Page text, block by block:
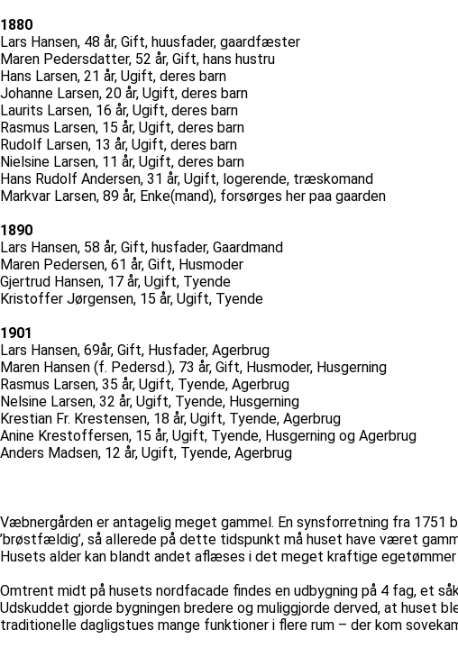
1880
Lars Hansen, 48 år, Gift, huusfader, gaardfæster
Maren Pedersdatter, 52 år, Gift, hans hustru
Hans Larsen, 21 år, Ugift, deres barn
Johanne Larsen, 20 år, Ugift, deres barn
Laurits Larsen, 16 år, Ugift, deres barn
Rasmus Larsen, 15 år, Ugift, deres barn
Rudolf Larsen, 13 år, Ugift, deres barn
Nielsine Larsen, 11 år, Ugift, deres barn
Hans Rudolf Andersen, 31 år, Ugift, logerende, træskomand
Markvar Larsen, 89 år, Enke(mand), forsørges her paa gaarden
1890
Lars Hansen, 58 år, Gift, husfader, Gaardmand
Maren Pedersen, 61 år, Gift, Husmoder
Gjertrud Hansen, 17 år, Ugift, Tyende
Kristoffer Jørgensen, 15 år, Ugift, Tyende
1901
Lars Hansen, 69år, Gift, Husfader, Agerbrug
Maren Hansen (f. Pedersd.), 73 år, Gift, Husmoder, Husgerning
Rasmus Larsen, 35 år, Ugift, Tyende, Agerbrug
Nelsine Larsen, 32 år, Ugift, Tyende, Husgerning
Krestian Fr. Krestensen, 18 år, Ugift, Tyende, Agerbrug
Anine Krestoffersen, 15 år, Ugift, Tyende, Husgerning og Agerbrug
Anders Madsen, 12 år, Ugift, Tyende, Agerbrug
Væbnergården er antagelig meget gammel. En synsforretning fra
’brøstfældig’, så allerede på dette tidspunkt må huset have været
Husets alder kan blandt andet aflæses i det meget kraftige
Omtrent midt på husets nordfacade findes en udbygning på 4 fag, et
Udskuddet gjorde bygningen bredere og muliggjorde derved, at
traditionelle dagligstues mange funktioner i flere rum – der kom